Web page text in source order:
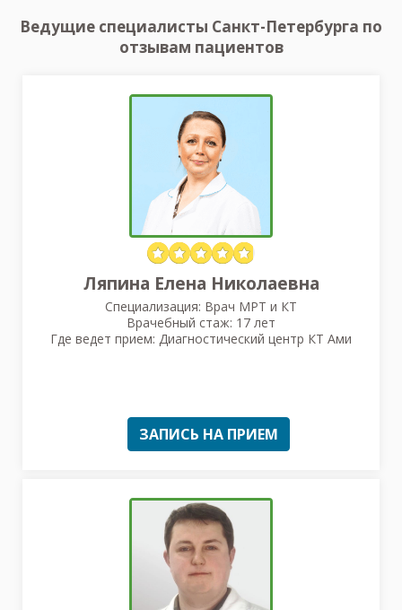
Ведущие специалисты Санкт-Петербурга по
отзывам пациентов
Ляпина Елена Николаевна
Специализация: Врач МРТ и КТ
Врачебный стаж: 17 лет
Где ведет прием: Диагностический центр КТ Ами
ЗАПИСЬ НА ПРИЕМ